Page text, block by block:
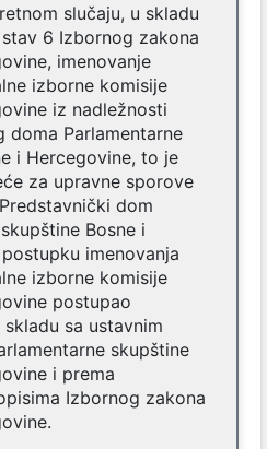
slučaju, u skladu
6 Izbornog zakona
imenovanje
izborne komisije
iz nadležnosti
doma Parlamentarne
i Hercegovine, to je
za upravne sporove
dom
Bosne i
imenovanja
izborne komisije
postupao
sa ustavnim
skupštine
i prema
Izbornog zakona